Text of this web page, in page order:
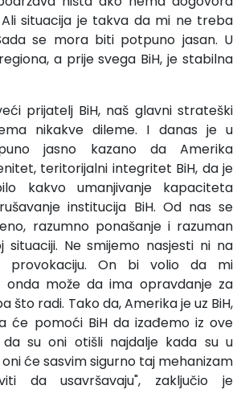
situacija je takva da mi ne treba
se mora biti potpuno jasan. U
a prije svega BiH, je stabilna
prijatelj BiH, naš glavni strateški
nikakve dileme. I danas je u
jasno kazano da Amerika
teritorijalni integritet BiH, da je
kakvo umanjivanje kapaciteta
institucija BiH. Od nas se
razumno ponašanje i razuman
situaciji. Ne smijemo nasjesti ni na
provokaciju. On bi volio da mi
onda može da ima opravdanje za
što radi. Tako da, Amerika je uz BiH,
će pomoći BiH da izađemo iz ove
da su oni otišli najdalje kada su u
će sasvim sigurno taj mehanizam
da usavršavaju", zaključio je